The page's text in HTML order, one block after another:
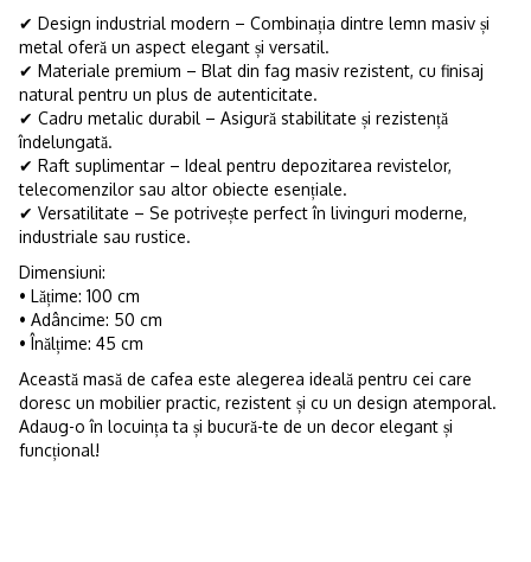
✔ Design industrial modern – Combinația dintre lemn masiv și
metal oferă un aspect elegant și versatil.
✔ Materiale premium – Blat din fag masiv rezistent, cu finisaj
natural pentru un plus de autenticitate.
✔ Cadru metalic durabil – Asigură stabilitate și rezistență
îndelungată.
✔ Raft suplimentar – Ideal pentru depozitarea revistelor,
telecomenzilor sau altor obiecte esențiale.
✔ Versatilitate – Se potrivește perfect în livinguri moderne,
industriale sau rustice.
Dimensiuni:
• Lățime: 100 cm
• Adâncime: 50 cm
• Înălțime: 45 cm
Această masă de cafea este alegerea ideală pentru cei care
doresc un mobilier practic, rezistent și cu un design atemporal.
Adaug-o în locuința ta și bucură-te de un decor elegant și
funcțional!